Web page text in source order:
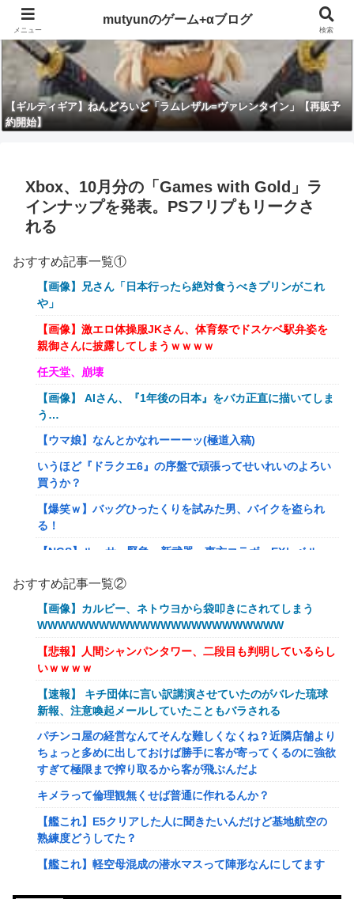
【ギルティギア】ねんどろいど「ラムレザル=ヴァレンタイン」【再販予
約開始】
Xbox、10月分の「Games with Gold」ラ
インナップを発表。PSフリプもリークさ
れる
おすすめ記事一覧①
【画像】兄さん「日本行ったら絶対食うべきプリンがこれ
や」
【画像】激エロ体操服JKさん、体育祭でドスケベ駅弁姿を
親御さんに披露してしまうｗｗｗｗ
任天堂、崩壊
【画像】 AIさん、『1年後の日本』をバカ正直に描いてしま
う…
【ウマ娘】なんとかなれーーーッ(極道入稿)
いうほど『ドラクエ6』の序盤で頑張ってせいれいのよろい
買うか？
【爆笑ｗ】バッグひったくりを試みた男、バイクを盗られ
る！
【NGS】ルーサー緊急、新武器、東方コラボ、EXレベル
( •᷄ὤ•᷅ )
キメラって倫理観無くせば普通に作れるんか？
【艦これ】E5クリアした人に聞きたいんだけど基地航空の
熟練度どうしてた？
【艦これ】軽空母混成の潜水マスって陣形なんにしてます
の？？？
【艦これ】みんなもう終わってそうだから聞くんだけど E3-
2ってサブの穴が空いてないダイハツ駆逐並べて 高速＋とか
してるとアホほど時間かかる？
【驚愕】ユーチューバー「撮影で使うから、この高級時計も
車もぜ～んぶ経費でタダ！ｗ」←まさかコレ本気にしてる奴
なんておらんよな？よな？w w w w w w w w w w w
【速報】へずまりゅうさん、完全に聖人の顔へ←これw w w
w w w w w
おすすめ記事一覧②
【画像】カルビー、ネトウヨから袋叩きにされてしまう
WWWWWWWWWWWWWWWWWWWWWWWW
【悲報】人間シャンパンタワー、二段目も判明しているらし
いｗｗｗｗ
【速報】 キチ団体に言い訳講演させていたのがバレた琉球
新報、注意喚起メールしていたこともバラされる
パチンコ屋の経営なんてそんな難しくなくね？近隣店舗より
ちょっと多めに出しておけば勝手に客が寄ってくるのに強欲
すぎて極限まで搾り取るから客が飛ぶんだよ
キメラって倫理観無くせば普通に作れるんか？
【艦これ】E5クリアした人に聞きたいんだけど基地航空の
熟練度どうしてた？
【艦これ】軽空母混成の潜水マスって陣形なんにしてます
メニュー
mutyunのゲーム+αブログ
検索